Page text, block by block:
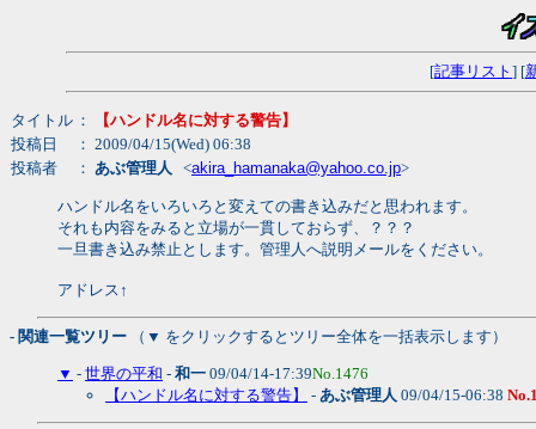
[記事リスト ] [
タイトル ：
【ハンドル名に対する警告】
投稿日
： 2009/04/15(Wed) 06:38
投稿者
： あぶ管理人 <akira_hamanaka@yahoo.co.jp>
ハンドル名をいろいろと変えての書き込みだと思われます。
それも内容をみると立場が一貫しておらず、？？？
一旦書き込み禁止とします。管理人へ説明メールをください。
アドレス↑
- 関連一覧ツリー （▼ をクリックするとツリー全体を一括表示します）
▼ - 世界の平和 - 和一 09/04/14-17:39No.1476
【ハンドル名に対する警告】
- あぶ管理人 09/04/15-06:38